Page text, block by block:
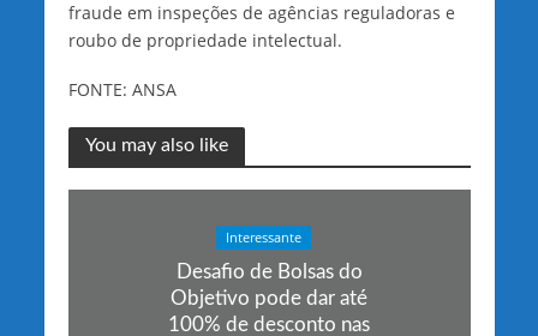
fraude em inspeções de agências reguladoras e
roubo de propriedade intelectual.
FONTE: ANSA
You may also like
Interessante
Desafio de Bolsas do
Objetivo pode dar até
100% de desconto nas